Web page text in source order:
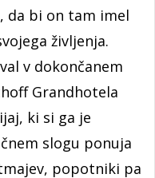
da bi on tam imel
življenja.
v dokončanem
Grandhotela
ki si ga je
slogu ponuja
popotniki pa